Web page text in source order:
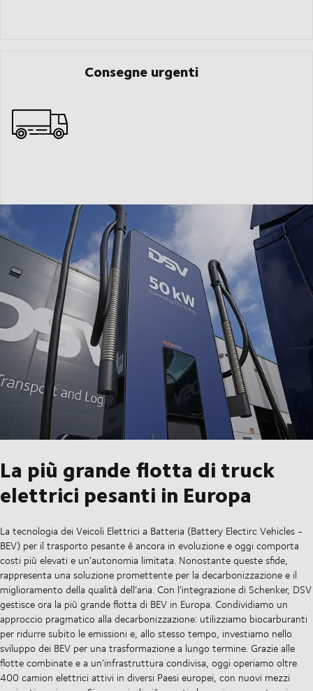
Consegne urgenti
La più grande flotta di truck
elettrici pesanti in Europa
La tecnologia dei Veicoli Elettrici a Batteria (Battery Electirc Vehicles -
BEV) per il trasporto pesante è ancora in evoluzione e oggi comporta
costi più elevati e un’autonomia limitata. Nonostante queste sfide,
rappresenta una soluzione promettente per la decarbonizzazione e il
miglioramento della qualità dell’aria. Con l’integrazione di Schenker, DSV
gestisce ora la più grande flotta di BEV in Europa. Condividiamo un
approccio pragmatico alla decarbonizzazione: utilizziamo biocarburanti
per ridurre subito le emissioni e, allo stesso tempo, investiamo nello
sviluppo dei BEV per una trasformazione a lungo termine. Grazie alle
flotte combinate e a un’infrastruttura condivisa, oggi operiamo oltre
400 camion elettrici attivi in diversi Paesi europei, con nuovi mezzi